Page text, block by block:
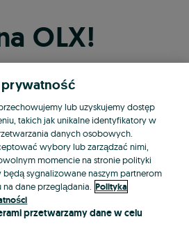
OLX!
przez Facebooka
przez konto Apple
przez konto Google
LUB
prywatność
lub uzyskujemy dostęp
takich jak unikalne identyfikatory w
danych osobowych.
wybory lub zarządzać nimi,
momencie na stronie polityki
sygnalizowane naszym partnerom
dane przeglądania. Polityka
przetwarzamy dane w celu